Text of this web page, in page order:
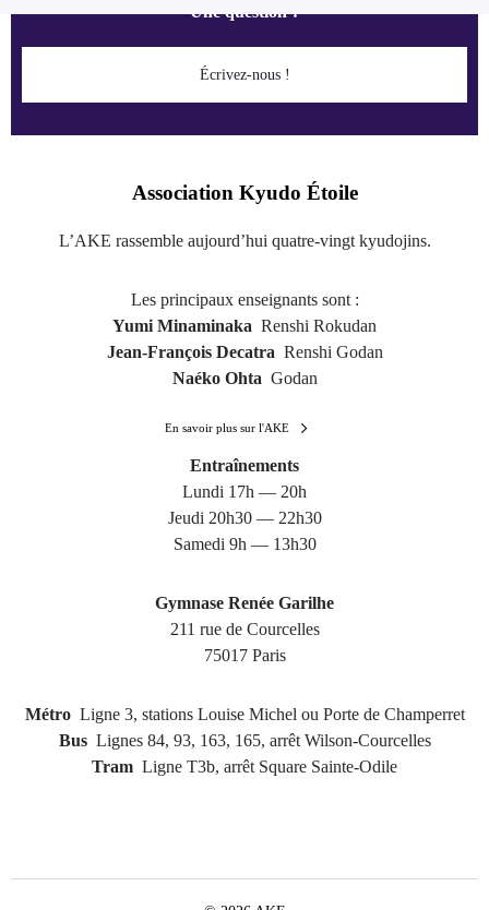
Une question ?
Écrivez-nous !
Association Kyudo Étoile
L’AKE rassemble aujourd’hui quatre-vingt kyudojins.
Les principaux enseignants sont :
Yumi Minaminaka Renshi Rokudan
Jean-François Decatra Renshi Godan
Naéko Ohta Godan
En savoir plus sur l'AKE
Entraînements
Lundi 17h — 20h
Jeudi 20h30 — 22h30
Samedi 9h — 13h30
Gymnase Renée Garilhe
211 rue de Courcelles
75017 Paris
MétroLigne 3, stations Louise Michel ou Porte de Champerret
BusLignes 84, 93, 163, 165, arrêt Wilson-Courcelles
Tram Ligne T3b, arrêt Square Sainte-Odile